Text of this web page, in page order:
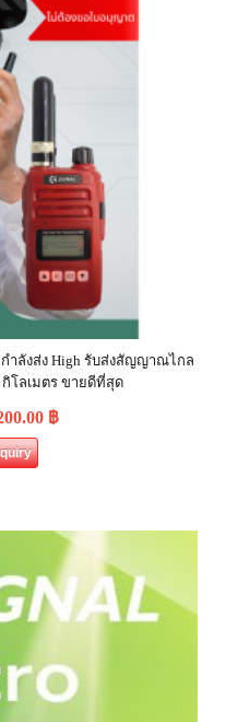
ำลังส่ง High รับส่งสัญญาณไกล
กิโลเมตร ขายดีที่สุด
฿